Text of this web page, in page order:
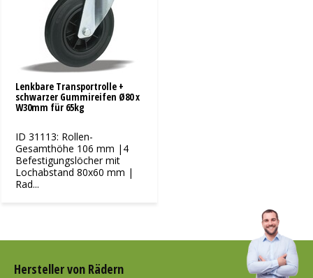
Lenkbare Transportrolle +
schwarzer Gummireifen Ø80 x
W30mm für 65kg
ID 31113: Rollen-
Gesamthöhe 106 mm |4
Befestigungslöcher mit
Lochabstand 80x60 mm |
Rad...
Hersteller von Rädern